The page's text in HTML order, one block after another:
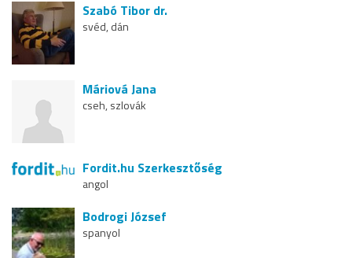
Szabó Tibor dr.
svéd, dán
Máriová Jana
cseh, szlovák
Fordit.hu Szerkesztőség
angol
Bodrogi József
spanyol